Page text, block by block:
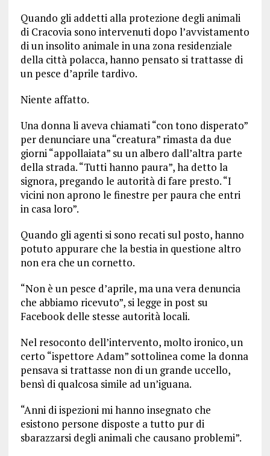
Quando gli addetti alla protezione degli animali
di Cracovia sono intervenuti dopo l’avvistamento
di un insolito animale in una zona residenziale
della città polacca, hanno pensato si trattasse di
un pesce d’aprile tardivo.
Niente affatto.
Una donna li aveva chiamati “con tono disperato”
per denunciare una “creatura” rimasta da due
giorni “appollaiata” su un albero dall’altra parte
della strada. “Tutti hanno paura”, ha detto la
signora, pregando le autorità di fare presto. “I
vicini non aprono le finestre per paura che entri
in casa loro”.
Quando gli agenti si sono recati sul posto, hanno
potuto appurare che la bestia in questione altro
non era che un cornetto.
“Non è un pesce d’aprile, ma una vera denuncia
che abbiamo ricevuto”, si legge in post su
Facebook delle stesse autorità locali.
Nel resoconto dell’intervento, molto ironico, un
certo “ispettore Adam” sottolinea come la donna
pensava si trattasse non di un grande uccello,
bensì di qualcosa simile ad un’iguana.
“Anni di ispezioni mi hanno insegnato che
esistono persone disposte a tutto pur di
sbarazzarsi degli animali che causano problemi”.